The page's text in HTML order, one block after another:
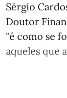
Sérgio
Doutor
"é como se
aqueles que